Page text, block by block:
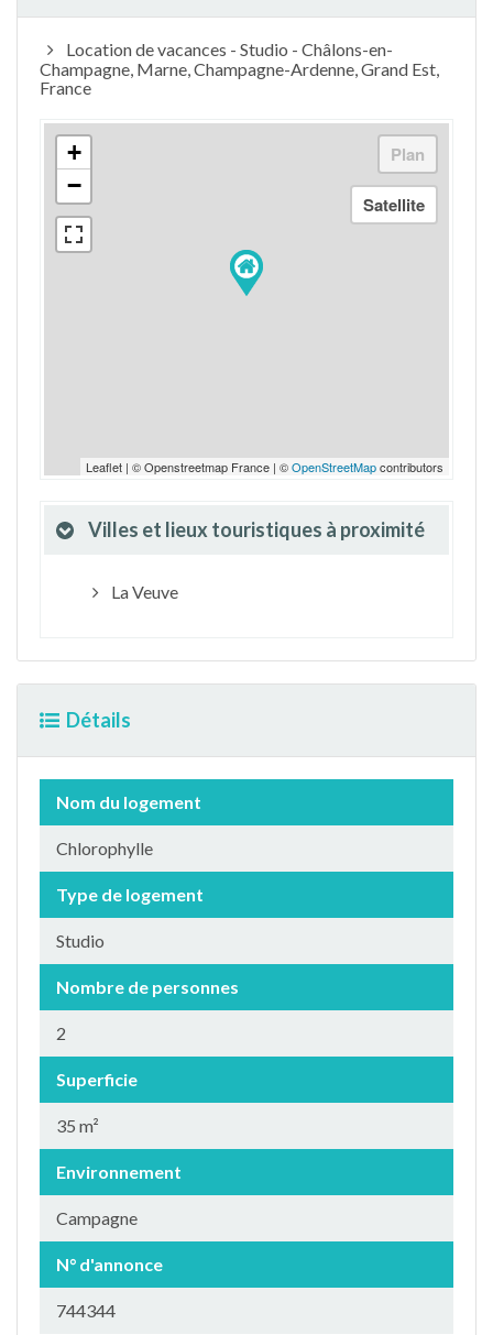
Location de vacances - Studio - Châlons-en-
Champagne, Marne, Champagne-Ardenne, Grand Est,
France
+
−
Leaflet | © Openstreetmap France | ©OpenStreetMapcontributors
Villes et lieux touristiques à proximité
La Veuve
Détails
Nom du logement
Chlorophylle
Type de logement
Studio
Nombre de personnes
2
Superficie
35 m²
Environnement
Campagne
N° d'annonce
744344